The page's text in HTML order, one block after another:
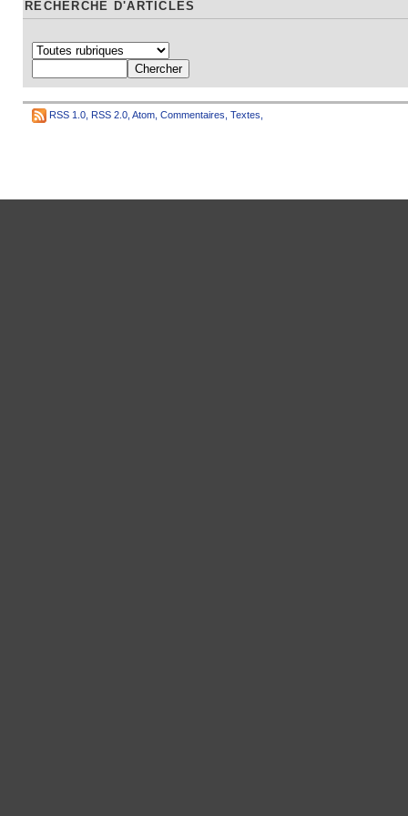
RECHERCHE D'ARTICLES
RSS 1.0 RSS 2.0 Atom Commentaires Textes